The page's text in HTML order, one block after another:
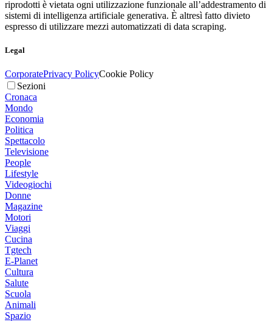
riprodotti è vietata ogni utilizzazione funzionale all’addestramento di
sistemi di intelligenza artificiale generativa. È altresì fatto divieto
espresso di utilizzare mezzi automatizzati di data scraping.
Legal
CorporatePrivacy PolicyCookie Policy
Sezioni
Cronaca
Mondo
Economia
Politica
Spettacolo
Televisione
People
Lifestyle
Videogiochi
Donne
Magazine
Motori
Viaggi
Cucina
Tgtech
E-Planet
Cultura
Salute
Scuola
Animali
Spazio